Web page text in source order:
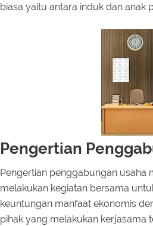
biasa yaitu antara induk dan anak
Pengertian
Pengertian penggabungan usaha
melakukan kegiatan bersama
keuntungan manfaat ekonomis
pihak yang melakukan kerjasama